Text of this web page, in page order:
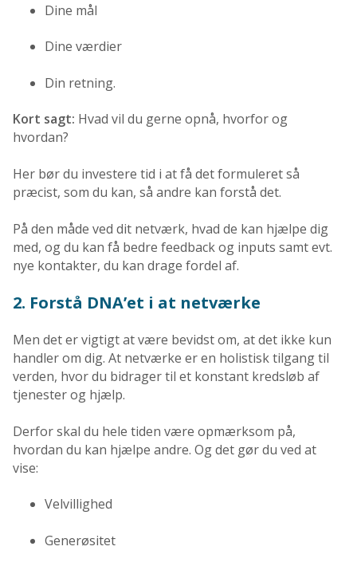
Dine mål
Dine værdier
Din retning.
Kort sagt: Hvad vil du gerne opnå, hvorfor og
hvordan?
Her bør du investere tid i at få det formuleret så
præcist, som du kan, så andre kan forstå det.
På den måde ved dit netværk, hvad de kan hjælpe dig
med, og du kan få bedre feedback og inputs samt evt.
nye kontakter, du kan drage fordel af.
2. Forstå DNA’et i at netværke
Men det er vigtigt at være bevidst om, at det ikke kun
handler om dig. At netværke er en holistisk tilgang til
verden, hvor du bidrager til et konstant kredsløb af
tjenester og hjælp.
Derfor skal du hele tiden være opmærksom på,
hvordan du kan hjælpe andre. Og det gør du ved at
vise:
Velvillighed
Generøsitet